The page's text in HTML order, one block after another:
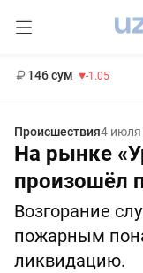
146 сум -1.05
Происшествия4 июля
На рынке
произошёл
Возгорание
пожарным
ликвидацию.